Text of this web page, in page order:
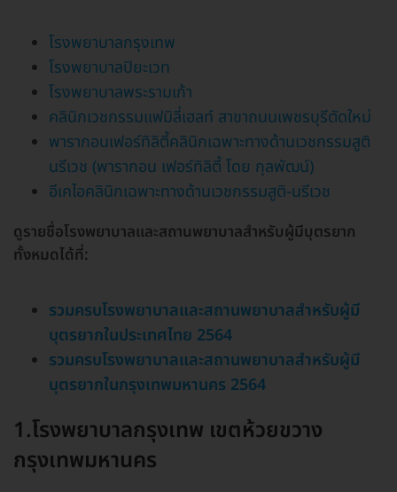
โรงพยาบาลกรุงเทพ
โรงพยาบาลปิยะเวท
โรงพยาบาลพระรามเก้า
คลินิกเวชกรรมแฟมิลี่เฮลท์ สาขาถนนเพชรบุรีตัดใหม่
พารากอนเฟอร์ทิลิตี้คลินิกเฉพาะทางด้านเวชกรรมสูติ
นรีเวช (พารากอน เฟอร์ทิลิตี้ โดย กุลพัฒน์)
อีเคไอคลินิกเฉพาะทางด้านเวชกรรมสูติ-นรีเวช
ดูรายชื่อโรงพยาบาลและสถานพยาบาลสำหรับผู้มีบุตรยาก
ทั้งหมดได้ที่:
รวมครบโรงพยาบาลและสถานพยาบาลสำหรับผู้มี
บุตรยากในประเทศไทย 2564
รวมครบโรงพยาบาลและสถานพยาบาลสำหรับผู้มี
บุตรยากในกรุงเทพมหานคร 2564
1.โรงพยาบาลกรุงเทพ เขตห้วยขวาง
กรุงเทพมหานคร